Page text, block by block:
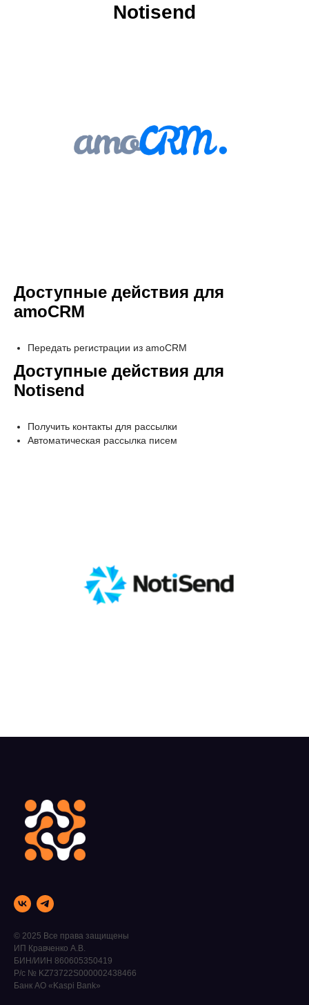
Notisend
Доступные действия для
amoCRM
Передать регистрации из amoCRM
Доступные действия для
Notisend
Получить контакты для рассылки
Автоматическая рассылка писем
© 2025 Все права защищены
ИП Кравченко А.В.
БИН/ИИН 860605350419
Р/с № KZ73722S000002438466
Банк АО «Kaspi Bank»